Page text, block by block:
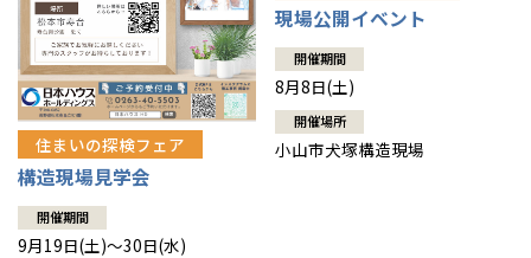
住まいの探検フェア
構造現場見学会
開催期間
9月19日(土)～30日(水)
現場公開イベント
開催期間
8月8日(土)
開催場所
小山市犬塚構造現場